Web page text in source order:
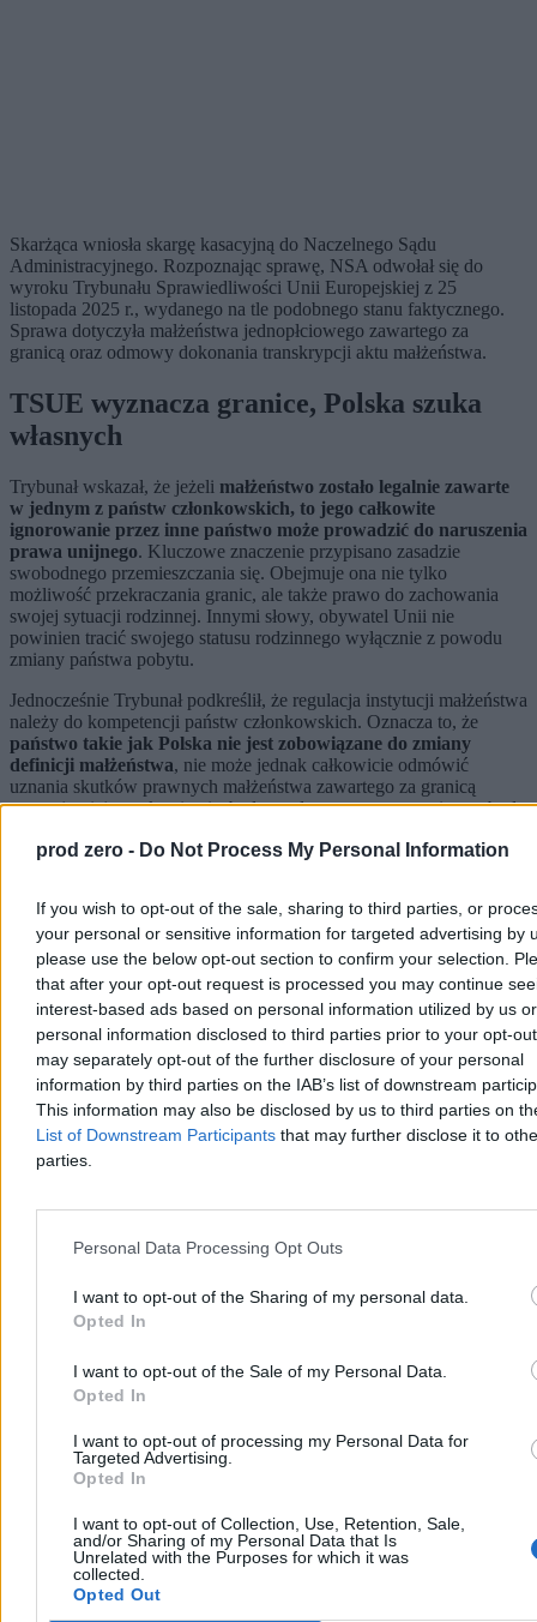
prod zero - Do Not Process My Personal Information
If you wish to opt-out of the sale, sharing to third parties, or
your personal or sensitive information for targeted advertising by
please use the below opt-out section to confirm your selection.
that after your opt-out request is processed you may continue
interest-based ads based on personal information utilized by us or
personal information disclosed to third parties prior to your opt-
may separately opt-out of the further disclosure of your personal
information by third parties on the IAB’s list of downstream
This information may also be disclosed by us to third parties on
List of Downstream Participants that may further disclose it to
parties.
Personal Data Processing Opt Outs
I want to opt-out of the Sharing of my personal data.
Opted In
I want to opt-out of the Sale of my Personal Data.
Opted In
I want to opt-out of processing my Personal Data for
Targeted Advertising.
Opted In
I want to opt-out of Collection, Use, Retention, Sale,
and/or Sharing of my Personal Data that Is
Unrelated with the Purposes for which it was
collected.
Opted Out
Skarżąca wniosła skargę kasacyjną do Naczelnego Sądu
Administracyjnego. Rozpoznając sprawę, NSA odwołał się do
wyroku Trybunału Sprawiedliwości Unii Europejskiej z 25
listopada 2025 r., wydanego na tle podobnego stanu faktycznego.
Sprawa dotyczyła małżeństwa jednopłciowego zawartego za
granicą oraz odmowy dokonania transkrypcji aktu małżeństwa.
TSUE wyznacza granice, Polska szuka
własnych
Trybunał wskazał, że jeżeli małżeństwo zostało legalnie zawarte
w jednym z państw członkowskich, to jego całkowite
ignorowanie przez inne państwo może prowadzić do naruszenia
prawa unijnego. Kluczowe znaczenie przypisano zasadzie
swobodnego przemieszczania się. Obejmuje ona nie tylko
możliwość przekraczania granic, ale także prawo do zachowania
swojej sytuacji rodzinnej. Innymi słowy, obywatel Unii nie
powinien tracić swojego statusu rodzinnego wyłącznie z powodu
zmiany państwa pobytu.
Jednocześnie Trybunał podkreślił, że regulacja instytucji małżeństwa
należy do kompetencji państw członkowskich. Oznacza to, że
państwo takie jak Polska nie jest zobowiązane do zmiany
definicji małżeństwa, nie może jednak całkowicie odmówić
uznania skutków prawnych małżeństwa zawartego za granicą
przynajmniej w zakresie niezbędnym do zagwarantowania swobody
Tę logikę przyjął Naczelny Sąd Administracyjny. Uznał, że brak
korzystanie z tych praw. W konsekwencji zobowiązał warszawski
przez parę jednopłciową w Berlinie w 2018 r.
Lewica po 1989 roku: od dominacji po rozpad i zagubienie
NSA jednocześnie powtórzył za Trybunałem Sprawiedliwości UE,
że regulacja statusu prawnego małżeństwa pozostaje w kompetencji
Transkrypcja to nie małżeństwo
Powstaje zatem pytanie, jakie skutki prawne może rodzić to
rozstrzygnięcie dla małżeństw jednopłciowych, które dokonają
transkrypcji zagranicznego aktu małżeństwa.
W przestrzeni publicznej pojawiły się głosy, że wyrok ten może